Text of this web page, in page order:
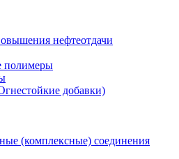
нефтеотдачи
полимеры
добавки)
(комплексные) соединения